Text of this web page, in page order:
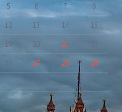
5 6 7
8
12 13 14
15
19 20 21
26 27 28
29